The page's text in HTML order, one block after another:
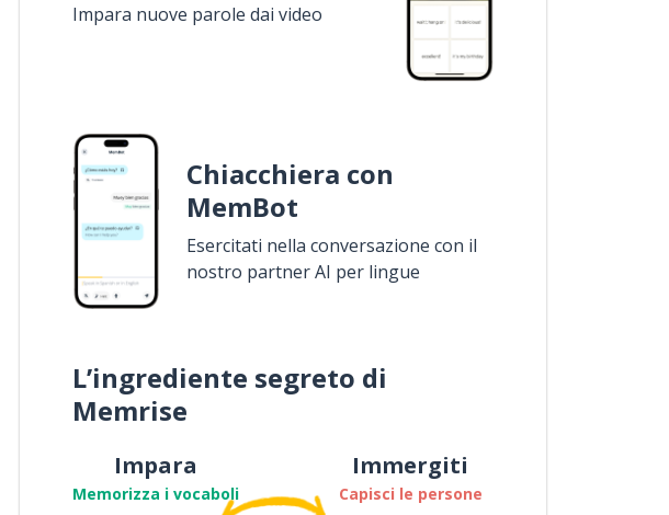
Impara nuove parole dai video
Chiacchiera con
MemBot
Esercitati nella conversazione con il
nostro partner AI per lingue
L’ingrediente segreto di
Memrise
Impara
Memorizza i vocaboli
Immergiti
Capisci le persone